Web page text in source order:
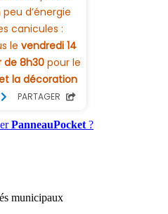
PanneauPocket ?
municipaux